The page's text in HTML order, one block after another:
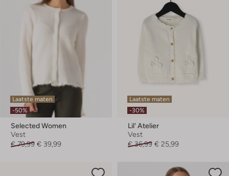
Laatste maten
-50%
Selected Women
Vest
€ 79,99 € 39,99
Laatste maten
-30%
Lil' Atelier
Vest
€ 36,99 € 25,99